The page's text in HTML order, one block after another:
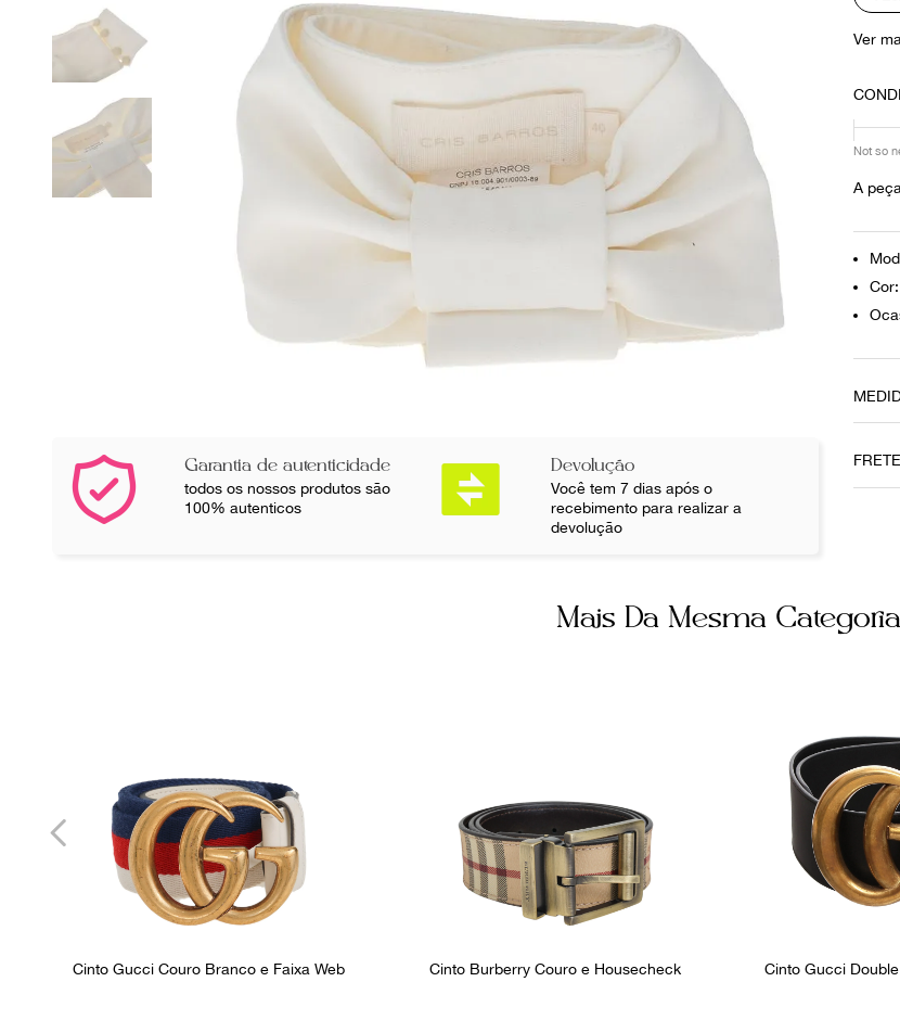
Garantia de autenticidade
todos os nossos produtos são
100% autenticos
Devolução
Você tem 7 dias após o
recebimento para realizar a
devolução
Ver
Not so
A
11 cm
Mais Da Mesma Categoria
Cinto Gucci Couro Branco e Faixa Web Cinto Burberry Couro e Housecheck Cinto Gucci